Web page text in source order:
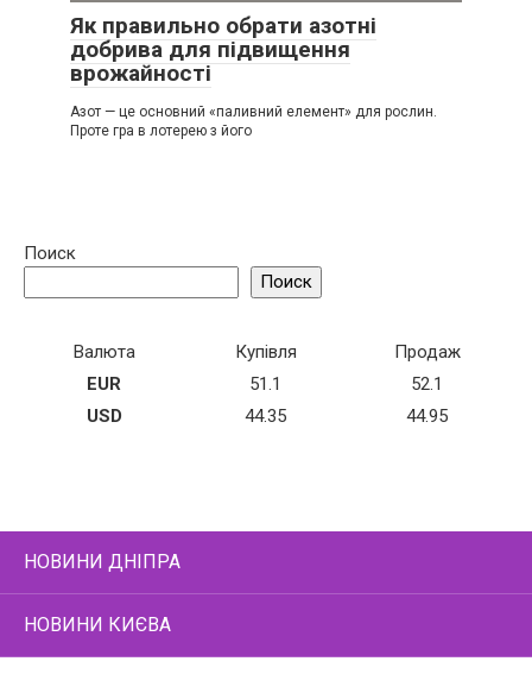
Як правильно обрати азотні
добрива для підвищення
врожайності
Азот — це основний «паливний елемент» для рослин.
Проте гра в лотерею з його
Поиск
Поиск
Валюта Купівля
Продаж
EUR
51.1
52.1
USD
44.35 44.95
НОВИНИ ДНІПРА
НОВИНИ КИЄВА